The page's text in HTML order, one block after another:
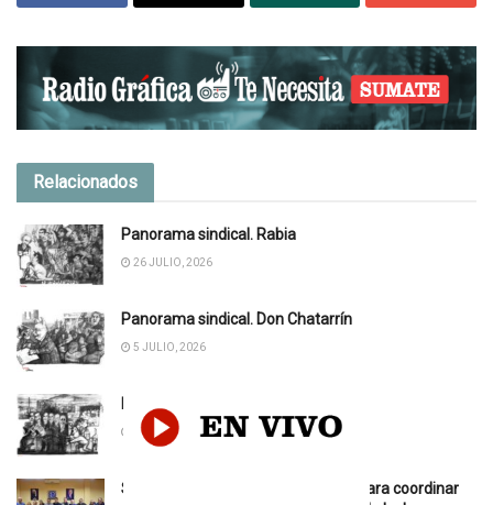
Relacionados
Panorama sindical. Rabia
26 JULIO, 2026
Panorama sindical. Don Chatarrín
5 JULIO, 2026
Panorama sindical. Vaca Muerta
21 JUNIO, 2026
Se reunieron la CGT y ambas CTA para coordinar